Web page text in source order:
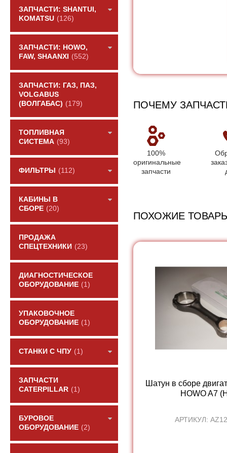
ЗАПЧАСТИ: SHANTUI,
KOMATSU (126)
ЗАПЧАСТИ: HOWO,
FAW, SHAANXI
(552)
ЗАПЧАСТИ: ГАЗ, ПАЗ,
VOLGABUS
(ВОЛГАБАС) (179)
ТОПЛИВНАЯ
СИСТЕМА (93)
ФИЛЬТРЫ (112)
КАБИНЫ В
СБОРЕ (20)
ПРОДАЖА
СПЕЦТЕХНИКИ (23)
ДИАГНОСТИЧЕСКОЕ
ОБОРУДОВАНИЕ (1)
УПАКОВОЧНОЕ
ОБОРУДОВАНИЕ (1)
СТАНКИ С ЧПУ (1)
ЗАПЧАСТИ
CATERPILLAR (1)
БУРОВОЕ
ОБОРУДОВАНИЕ (2)
ПОЧЕМУ
100%
оригинальные
запчасти
ПОХОЖИЕ
Шатун в сборе
HOWO A7
АРТИКУЛ: